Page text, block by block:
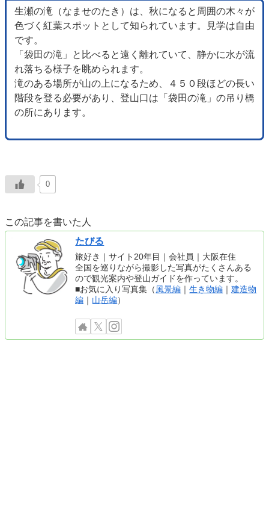
生瀬の滝（なませのたき）は、秋になると周囲の木々が
色づく紅葉スポットとして知られています。見学は自由
です。
「袋田の滝」と比べると遠く離れていて、静かに水が流
れ落ちる様子を眺められます。
滝のある場所が山の上になるため、４５０段ほどの長い
階段を登る必要があり、登山口は「袋田の滝」の吊り橋
の所にあります。
0
この記事を書いた人
たびる
旅好き｜サイト20年目｜会社員｜大阪在住
全国を巡りながら撮影した写真がたくさんある
ので観光案内や登山ガイドを作っています。
■お気に入り写真集（ 風景編 ｜生き物編 ｜建造物
編 ｜ 山岳編）